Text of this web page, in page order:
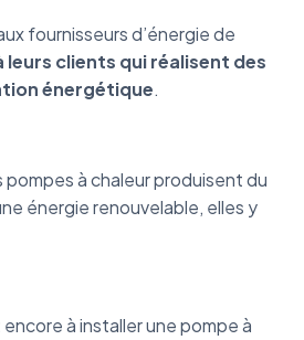
fournisseurs d’énergie de
leurs clients qui réalisent des
énergétique.
pompes à chaleur produisent du
énergie renouvelable, elles y
à installer une pompe à